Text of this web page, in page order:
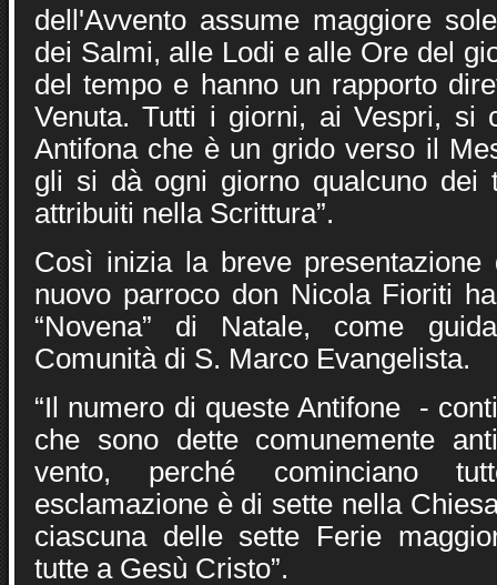
dell'Avvento assume maggiore
dei Salmi, alle Lodi e alle Ore del
del tempo e hanno un rapporto
Venuta. Tutti i giorni, ai Vespri, si
Antifona che è un grido verso il
gli si dà ogni giorno qualcuno dei
attribuiti nella Scrittura”.
Così inizia la breve
nuovo parroco don Nicola Fioriti
“Novena” di Natale, come
Comunità di S. Marco Evangelista.
“Il numero di queste Antifone -
che sono dette comunemente
vento, perché cominciano
esclamazione è di sette nella
ciascuna delle sette Ferie
tutte a Gesù Cristo”.